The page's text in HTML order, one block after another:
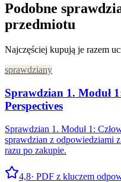
Podobne
przedmiotu
Najczęściej kupują je razem
sprawdziany
Sprawdzian 1. Moduł
Perspectives
Sprawdzian 1. Moduł 1:
sprawdzian z odpowiedziami
razu po zakupie.
4,8· PDF z kluczem